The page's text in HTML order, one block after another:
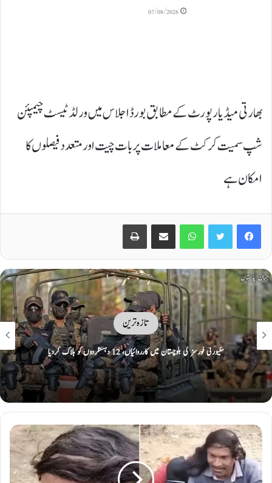
07/08/2026
بھارتی میڈیا رپورٹ کے مطابق بورڈ اجلاس میں ورلڈ ٹیسٹ چیمپئن
شپ سمیت کرکٹ کے معاملات پر بات چیت اور متعدد فیصلوں کا
امکان ہے
Facebook
Twitter
WhatsApp
Share via Email
Print
تازہ ترین
نیگا بیٹل ایٹ دی بیچ جوجٹسو گریپلنگ چیمپئن شپ ٜ ولید علی کلیئر نے تاریخ رقم کر
دی